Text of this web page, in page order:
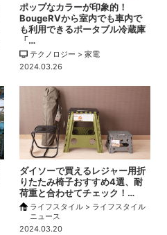
ポップなカラーが印象的！
BougeRVから室内でも車内で
も利用できるポータブル冷蔵庫
「…
テクノロジー > 家電
2024.03.26
ダイソーで買えるレジャー用折
りたたみ椅子おすすめ4選、耐
荷重と合わせてチェック！…
ライフスタイル > ライフスタイル
ニュース
2024.03.20